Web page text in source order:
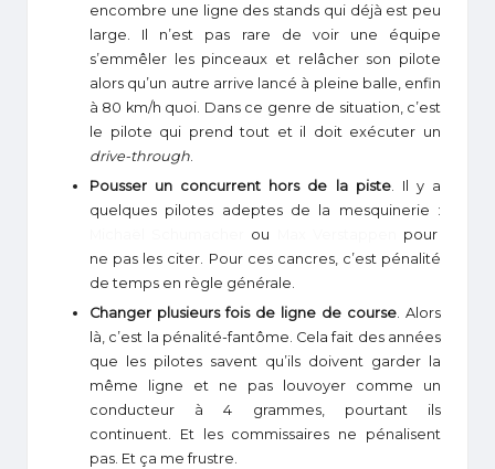
encombre une ligne des stands qui déjà est peu
large. Il n’est pas rare de voir une équipe
s’emmêler les pinceaux et relâcher son pilote
alors qu’un autre arrive lancé à pleine balle, enfin
à 80 km/h quoi. Dans ce genre de situation, c’est
le pilote qui prend tout et il doit exécuter un
drive-through
Pousser un concurrent hors de la piste. Il y a
quelques pilotes adeptes de la mesquinerie :
ou
pour
ne pas les citer. Pour ces cancres, c’est pénalité
de temps en règle générale.
Changer plusieurs fois de ligne de course. Alors
là, c’est la pénalité-fantôme. Cela fait des années
que les pilotes savent qu’ils doivent garder la
même ligne et ne pas louvoyer comme un
conducteur à 4 grammes, pourtant ils
continuent. Et les commissaires ne pénalisent
pas. Et ça me frustre.